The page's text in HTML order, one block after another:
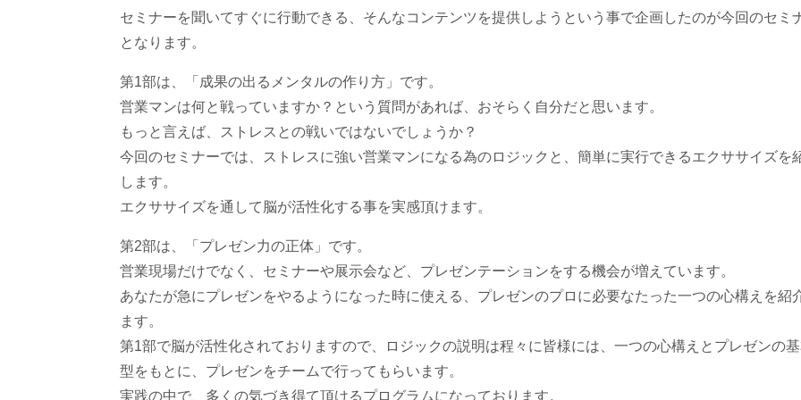
セミナーを聞いてすぐに行動できる、そんなコンテンツを提供しようという事で企画したのが今回のセミ
となります。
第1部は、「成果の出るメンタルの作り方」です。
営業マンは何と戦っていますか？という質問があれば、おそらく自分だと思います。
もっと言えば、ストレスとの戦いではないでしょうか？
今回のセミナーでは、ストレスに強い営業マンになる為のロジックと、簡単に実行できるエクササイズを
します。
エクササイズを通して脳が活性化する事を実感頂けます。
第2部は、「プレゼン力の正体」です。
営業現場だけでなく、セミナーや展示会など、プレゼンテーションをする機会が増えています。
あなたが急にプレゼンをやるようになった時に使える、プレゼンのプロに必要なたった一つの心構えを紹
ます。
第1部で脳が活性化されておりますので、ロジックの説明は程々に皆様には、一つの心構えとプレゼンの
型をもとに、プレゼンをチームで行ってもらいます。
実践の中で、多くの気づき得て頂けるプログラムになっております。